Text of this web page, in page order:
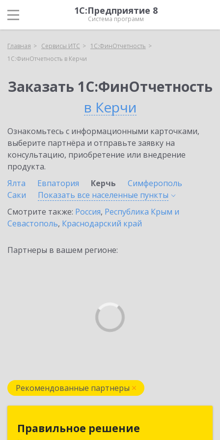
1С:Предприятие 8
Система программ
Главная Сервисы ИТС
1С:ФинОтчетность
1С:ФинОтчетность в Керчи
Заказать 1С:ФинОтчетность
в Керчи
Ознакомьтесь с информационными карточками,
выберите партнёра и отправьте заявку на
консультацию, приобретение или внедрение
продукта.
Ялта
Евпатория Керчь
Симферополь
Саки
Показать все населенные пункты
Смотрите также: Россия, Республика Крым и
Севастополь, Краснодарский край
Партнеры в вашем регионе:
Рекомендованные партнеры
Правильное решение